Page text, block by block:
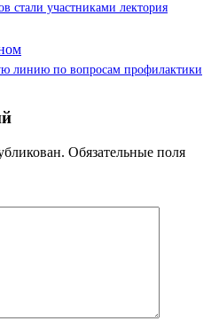
стали участниками лектория
линию по вопросам профилактики
Обязательные поля